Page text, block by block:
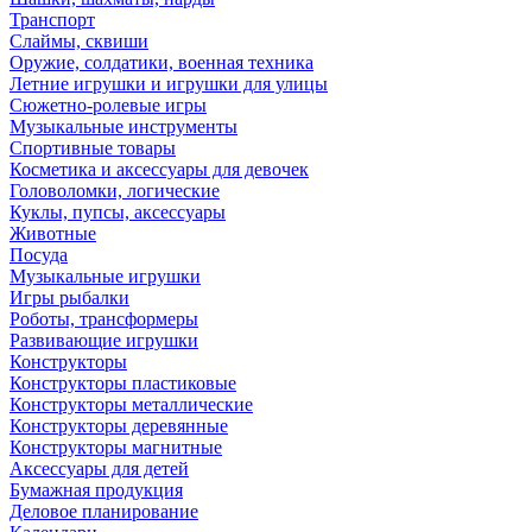
Транспорт
Слаймы, сквиши
Оружие, солдатики, военная техника
Летние игрушки и игрушки для улицы
Сюжетно-ролевые игры
Музыкальные инструменты
Спортивные товары
Косметика и аксессуары для девочек
Головоломки, логические
Куклы, пупсы, аксессуары
Животные
Посуда
Музыкальные игрушки
Игры рыбалки
Роботы, трансформеры
Развивающие игрушки
Конструкторы
Конструкторы пластиковые
Конструкторы металлические
Конструкторы деревянные
Конструкторы магнитные
Аксессуары для детей
Бумажная продукция
Деловое планирование